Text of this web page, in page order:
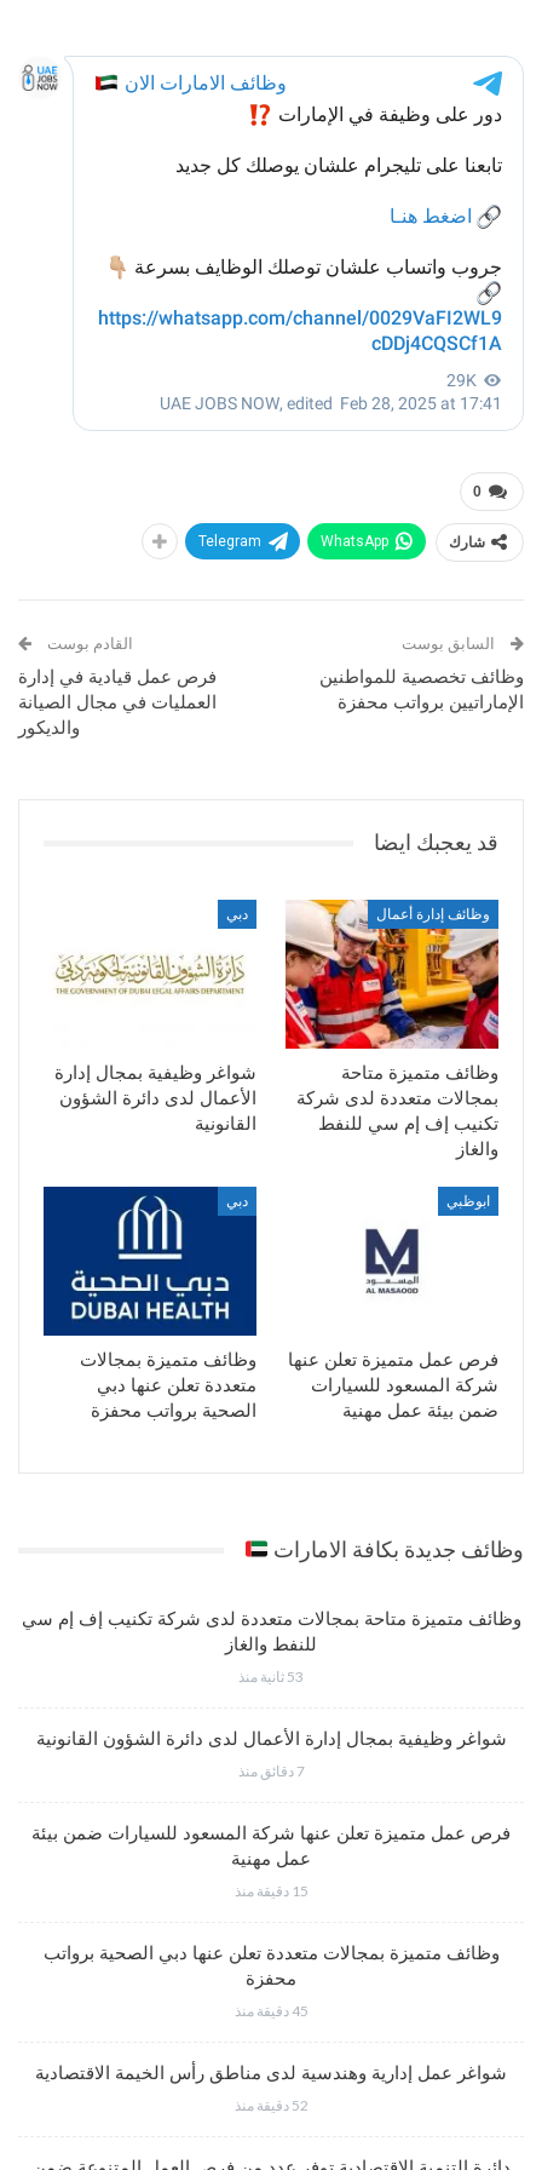
0
شارك WhatsApp
Telegram
السابق بوست
وظائف تخصصية للمواطنين
الإماراتيين برواتب محفزة
القادم بوست
فرص عمل قيادية في إدارة
العمليات في مجال الصيانة
والديكور
قد يعجبك ايضا
وظائف إدارة أعمال
وظائف متميزة متاحة
بمجالات متعددة لدى شركة
تكنيب إف إم سي للنفط
والغاز
دبي
شواغر وظيفية بمجال إدارة
الأعمال لدى دائرة الشؤون
القانونية
ابوظبي
فرص عمل متميزة تعلن عنها
شركة المسعود للسيارات
ضمن بيئة عمل مهنية
دبي
وظائف متميزة بمجالات
متعددة تعلن عنها دبي
الصحية برواتب محفزة
وظائف جديدة بكافة الامارات
وظائف متميزة متاحة بمجالات متعددة لدى شركة تكنيب إف إم سي
للنفط والغاز
53 ثانية منذ
شواغر وظيفية بمجال إدارة الأعمال لدى دائرة الشؤون القانونية
7 دقائق منذ
فرص عمل متميزة تعلن عنها شركة المسعود للسيارات ضمن بيئة
عمل مهنية
15 دقيقة منذ
وظائف متميزة بمجالات متعددة تعلن عنها دبي الصحية برواتب
محفزة
45 دقيقة منذ
شواغر عمل إدارية وهندسية لدى مناطق رأس الخيمة الاقتصادية
52 دقيقة منذ